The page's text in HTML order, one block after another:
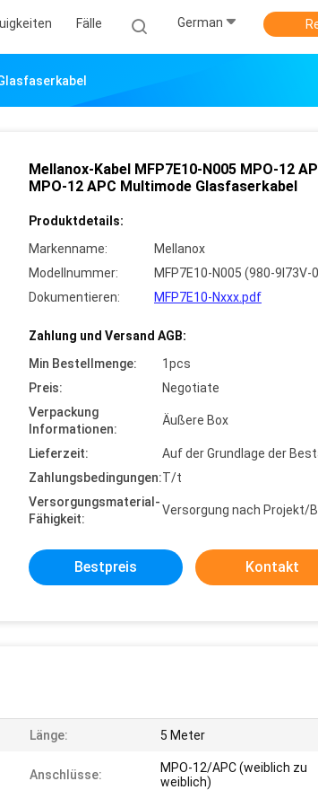
Fälle German
Mellanox-Kabel MFP7E10-N005 MPO-12
MPO-12 APC Multimode Glasfaserkabel
Produktdetails:
Markenname:
Mellanox
Modellnummer:
MFP7E10-N005 (980-9I73V-
Dokumentieren:
MFP7E10-Nxxx.pdf
Zahlung und Versand AGB:
Min Bestellmenge:
1pcs
Preis:
Negotiate
Verpackung
Informationen:
Äußere Box
Lieferzeit:
Auf der Grundlage der
Zahlungsbedingungen:T/t
Versorgungsmaterial-
Fähigkeit:
Versorgung nach Projekt/
Bestpreis Kontakt
Länge: 5 Meter
Anschlüsse:
MPO-12/APC (weiblich zu
weiblich)